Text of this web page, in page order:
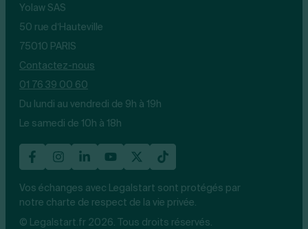
Yolaw SAS
50 rue d’Hauteville
75010 PARIS
Contactez-nous
01 76 39 00 60
Du lundi au vendredi de 9h à 19h
Le samedi de 10h à 18h
Vos échanges avec Legalstart sont protégés par
notre charte de respect de la vie privée.
© Legalstart.fr 2026. Tous droits réservés.